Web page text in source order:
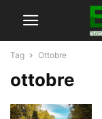
Tag Ottobre
ottobre